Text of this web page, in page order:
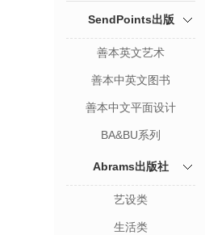
SendPoints出版
善本英文艺术
善本中英文图书
善本中文平面设计
BA&BU系列
Abrams出版社
艺设类
生活类